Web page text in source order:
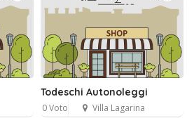
Todeschi Autonoleggi
0 Voto Villa Lagarina